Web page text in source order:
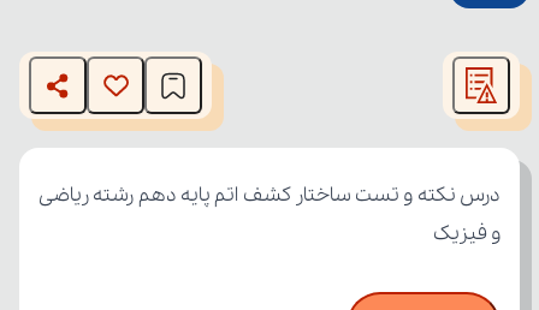
modal
window.
The media could not be loaded, either because the server
or network failed or because the format is not supported.
و فیزیک